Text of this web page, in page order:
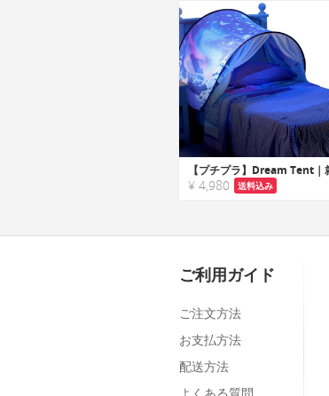
¥ 4,980 送料込み
ご利用ガイド
ご注文方法
お支払方法
配送方法